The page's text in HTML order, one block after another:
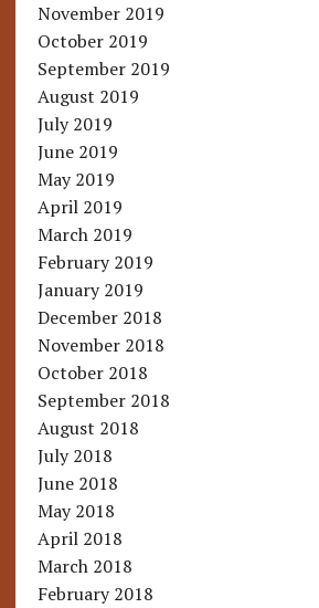
November 2019
October 2019
September 2019
August 2019
July 2019
June 2019
May 2019
April 2019
March 2019
February 2019
January 2019
December 2018
November 2018
October 2018
September 2018
August 2018
July 2018
June 2018
May 2018
April 2018
March 2018
February 2018